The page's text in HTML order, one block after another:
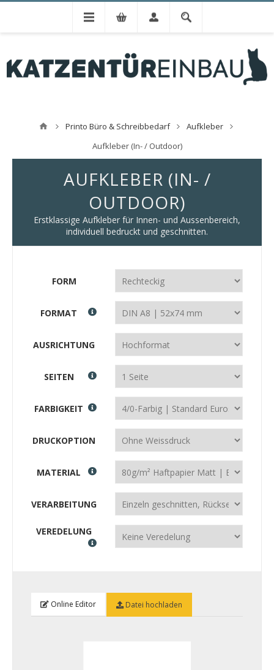
Printo Büro & Schreibbedarf
Aufkleber
Aufkleber (In- / Outdoor)
AUFKLEBER (IN- /
OUTDOOR)
Erstklassige Aufkleber für Innen- und Aussenbereich,
individuell bedruckt und geschnitten.
FORM
FORMAT
AUSRICHTUNG
SEITEN
FARBIGKEIT
DRUCKOPTION
MATERIAL
VERARBEITUNG
VEREDELUNG
Online Editor Datei hochladen